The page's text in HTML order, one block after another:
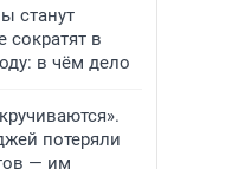
станут
сократят в
в чём дело
потеряли
— им